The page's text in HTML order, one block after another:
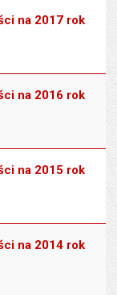
na 2017 rok
na 2016 rok
na 2015 rok
na 2014 rok